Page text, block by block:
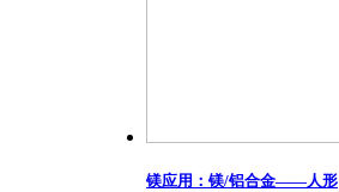
镁应用：镁/铝合金——​人形